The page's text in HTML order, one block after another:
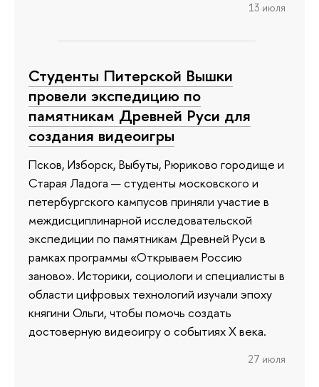
13 июля
Студенты Питерской Вышки
провели экспедицию по
памятникам Древней Руси для
создания видеоигры
Псков, Изборск, Выбуты, Рюриково городище и
Старая Ладога — студенты московского и
петербургского кампусов приняли участие в
междисциплинарной исследовательской
экспедиции по памятникам Древней Руси в
рамках программы «Открываем Россию
заново». Историки, социологи и специалисты в
области цифровых технологий изучали эпоху
княгини Ольги, чтобы помочь создать
достоверную видеоигру о событиях X века.
27 июля